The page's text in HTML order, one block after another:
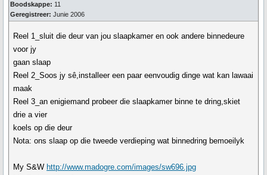
Boodskappe: 11
Geregistreer: Junie 2006
Reel 1_sluit die deur van jou slaapkamer en ook andere binnedeure
voor jy
gaan slaap
Reel 2_Soos jy sê,installeer een paar eenvoudig dinge wat kan lawaai
maak
Reel 3_an enigiemand probeer die slaapkamer binne te dring,skiet
drie a vier
koels op die deur
Nota: ons slaap op die tweede verdieping wat binnedring bemoeilyk
My S&W http://www.madogre.com/images/sw696.jpg